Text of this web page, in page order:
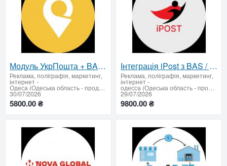
Модуль УкрПошта + BAS / 1C
Реклама, поліграфія, маркетинг,
інтернет-
Одеса (Одеська область - продати купити)
30/07/2026
5800.00 ₴
Інтеграція iPost з BAS / 1С
Реклама, поліграфія, маркетинг,
інтернет-
одесса (Одеська область - продати купити)
29/07/2026
9800.00 ₴